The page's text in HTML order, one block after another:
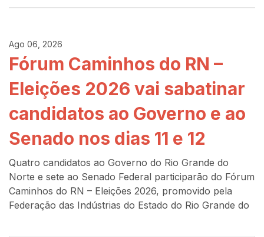
Ago 06, 2026
Fórum Caminhos do RN –
Eleições 2026 vai sabatinar
candidatos ao Governo e ao
Senado nos dias 11 e 12
Quatro candidatos ao Governo do Rio Grande do
Norte e sete ao Senado Federal participarão do Fórum
Caminhos do RN – Eleições 2026, promovido pela
Federação das Indústrias do Estado do Rio Grande do